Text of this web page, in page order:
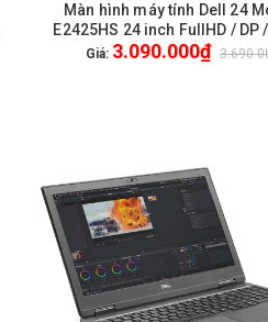
HẾT HÀNG
Màn hình máy tính Dell 24
E2425HS 24 inch FullHD / DP
VGA / Loa / New / Genuine /
Giá: 3.090.000₫